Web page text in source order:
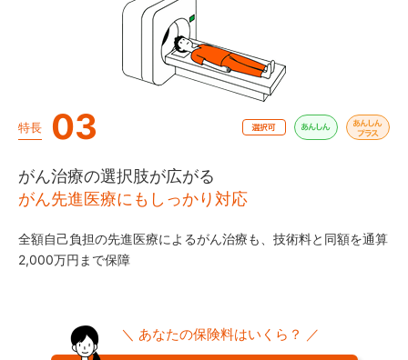
特長 03
がん治療の選択肢が広がる
がん先進医療にもしっかり対応
全額自己負担の先進医療によるがん治療も、技術料と同額を通算
2,000万円まで保障
＼ あなたの保険料はいくら？ ／